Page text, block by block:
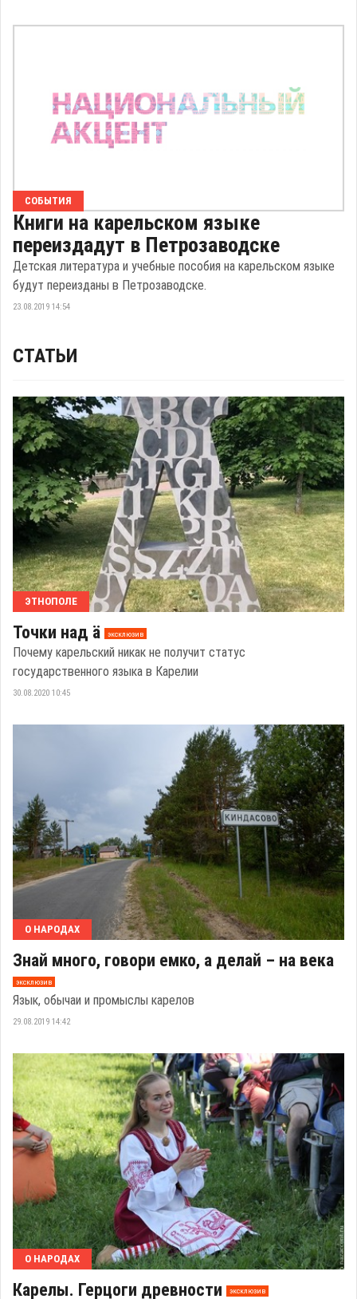
СОБЫТИЯ
Книги на карельском языке
переиздадут в Петрозаводске
Детская литература и учебные пособия на карельском языке
будут переизданы в Петрозаводске.
23.08.2019 14:54
СТАТЬИ
ЭТНОПОЛЕ
Точки над ä эксклюзив
Почему карельский никак не получит статус
государственного языка в Карелии
30.08.2020 10:45
О НАРОДАХ
Знай много, говори емко, а делай – на века
эксклюзив
Язык, обычаи и промыслы карелов
29.08.2019 14:42
О НАРОДАХ
Карелы. Герцоги древности эксклюзив